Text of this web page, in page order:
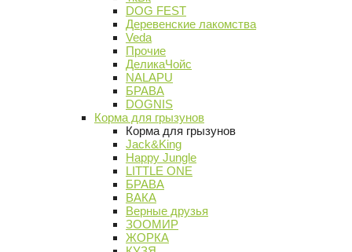
DOG FEST
Деревенские лакомства
Veda
Прочие
ДеликаЧойс
NALAPU
БРАВА
DOGNIS
Корма для грызунов
Корма для грызунов
Jack&King
Happy Jungle
LITTLE ONE
БРАВА
ВАКА
Верные друзья
ЗООМИР
ЖОРКА